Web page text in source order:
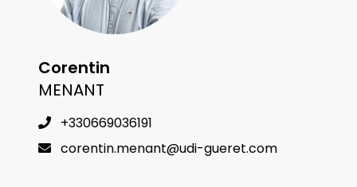
Corentin
MENANT
+330669036191
corentin.menant@udi-gueret.com